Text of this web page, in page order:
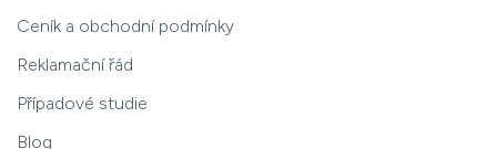
Ceník a obchodní podmínky
Reklamační řád
Případové studie
Blog